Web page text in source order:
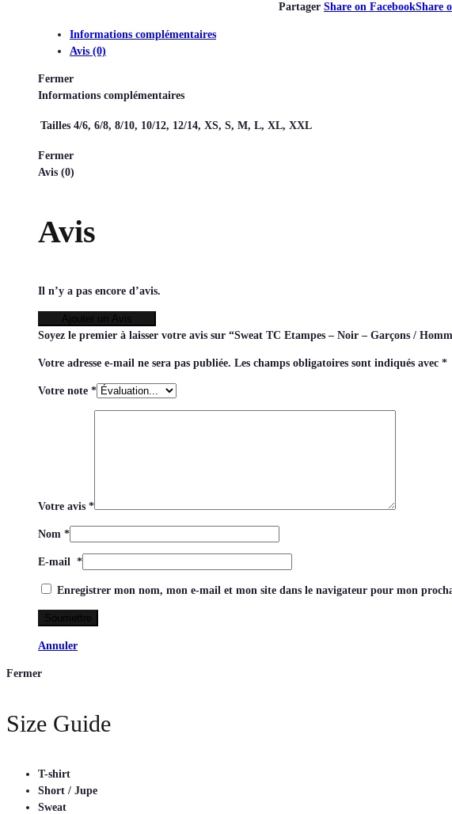
Partager Share on FacebookShare
Informations complémentaires
Avis (0)
Fermer
Informations complémentaires
Tailles 4/6, 6/8, 8/10, 10/12, 12/14, XS, S, M, L, XL, XXL
Fermer
Avis (0)
Avis
Il n’y a pas encore d’avis.
Soyez le premier à laisser votre avis sur “Sweat TC Etampes – Noir – Garçons /
Votre adresse e-mail ne sera pas publiée. Les champs obligatoires sont indiqués avec *
Votre note *
Votre avis *
Nom *
E-mail *
Enregistrer mon nom, mon e-mail et mon site dans le navigateur pour mon
Annuler
Fermer
Size Guide
T-shirt
Short / Jupe
Sweat